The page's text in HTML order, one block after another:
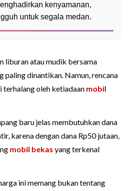
kenyamanan,
untuk segala medan.
liburan atau mudik bersama
paling dinantikan. Namun, rencana
terhalang oleh ketiadaan mobil
baru jelas membutuhkan dana
karena dengan dana Rp50 jutaan,
mobil bekas yang terkenal
ini memang bukan tentang